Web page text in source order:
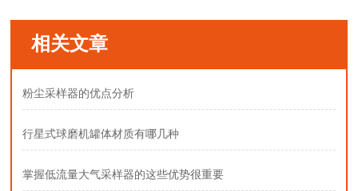
相关文章
粉尘采样器的优点分析
行星式球磨机罐体材质有哪几种
掌握低流量大气采样器的这些优势很重要